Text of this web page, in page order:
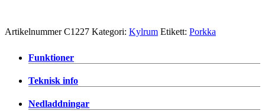
ArtikelnummerC1227 Kategori: Kylrum Etikett: Porkka
Funktioner
Teknisk info
Nedladdningar